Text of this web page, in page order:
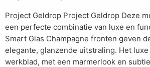
Project Geldrop Project Geldrop Deze
een perfecte combinatie van luxe en
Smart Glas Champagne fronten geven
elegante, glanzende uitstraling. Het
werkblad, met een marmerlook en